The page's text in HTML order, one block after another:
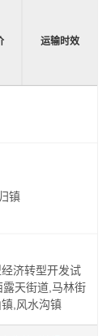
运输时效
镇
济转型开发试
天街道,马林街
,风水沟镇